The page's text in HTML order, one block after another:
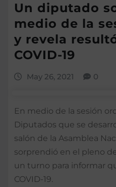
Un diputado
medio de la
y revela
COVID-19
May 26, 2021 0
En medio de la sesión
Diputados que se
salón de la Asamblea
sorprendió en el pleno
un turno para informar
COVID-19.